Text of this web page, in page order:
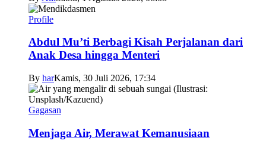
Profile
Abdul Mu’ti Berbagi Kisah Perjalanan dari
Anak Desa hingga Menteri
By harKamis, 30 Juli 2026, 17:34
Gagasan
Menjaga Air, Merawat Kemanusiaan